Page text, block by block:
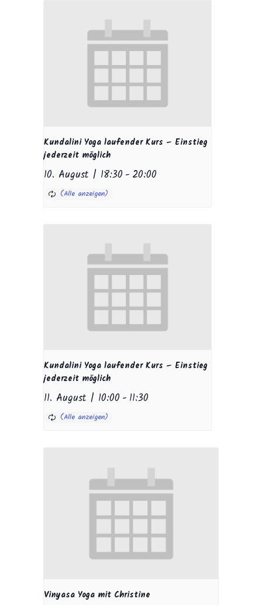
Kundalini Yoga laufender Kurs – Einstieg
jederzeit möglich
10. August | 18:30 -20:00
Kundalini Yoga laufender Kurs – Einstieg
jederzeit möglich
11. August | 10:00 -11:30
Vinyasa Yoga mit Christine